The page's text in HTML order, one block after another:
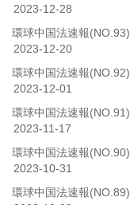
2023-12-28
環球中国法速報(NO.93)
2023-12-20
環球中国法速報(NO.92)
2023-12-01
環球中国法速報(NO.91)
2023-11-17
環球中国法速報(NO.90)
2023-10-31
環球中国法速報(NO.89)